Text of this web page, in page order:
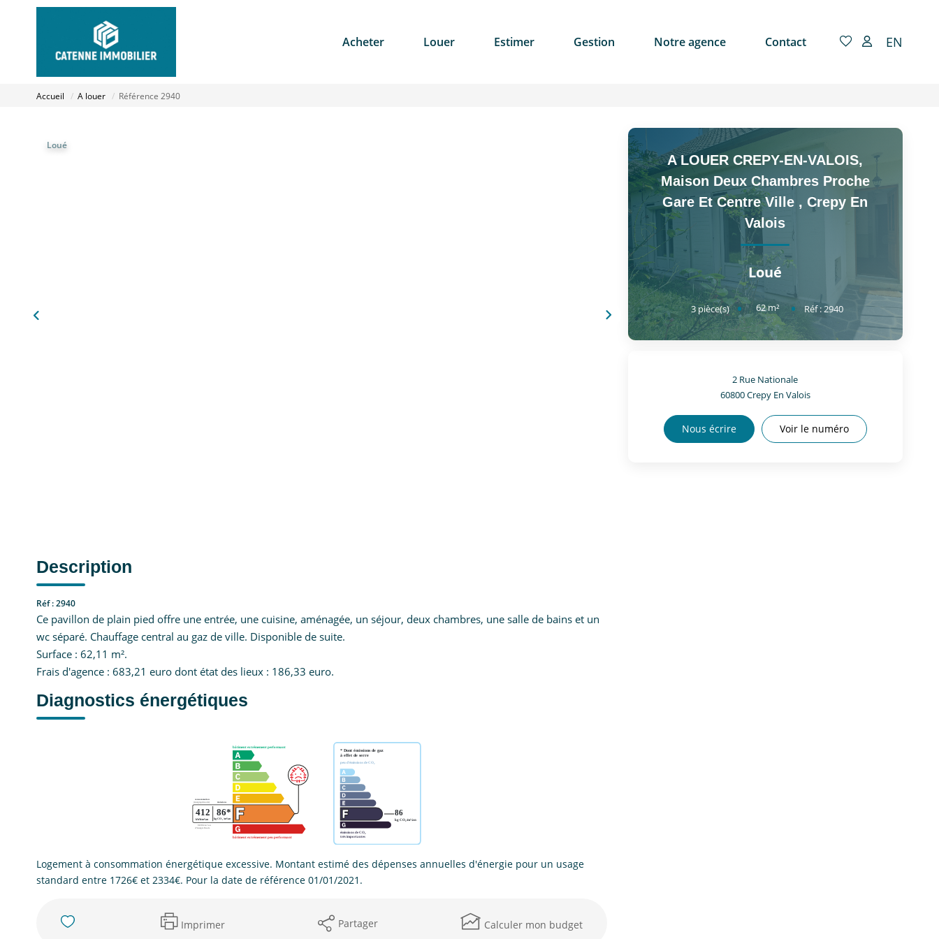
Acheter Louer Estimer Gestion Notre agence Contact EN
Accueil A louer Référence 2940
Loué
Description
Réf : 2940
Ce pavillon de plain pied offre une entrée, une cuisine, aménagée, un séjour, deux chambres, une salle de bains et un
wc séparé. Chauffage central au gaz de ville. Disponible de suite.
Surface : 62,11 m².
Frais d'agence : 683,21 euro dont état des lieux : 186,33 euro.
Diagnostics énergétiques
Logement à consommation énergétique excessive. Montant estimé des dépenses annuelles d'énergie pour un usage
standard entre 1726€ et 2334€. Pour la date de référence 01/01/2021.
Imprimer Partager Calculer mon budget
A LOUER CREPY-EN-VALOIS,
Maison Deux Chambres Proche
Gare Et Centre Ville ,Crepy En
Valois
Loué
3pièce(s) 62m² Réf :2940
2 Rue Nationale
60800Crepy En Valois
Nous écrire Voir le numéro